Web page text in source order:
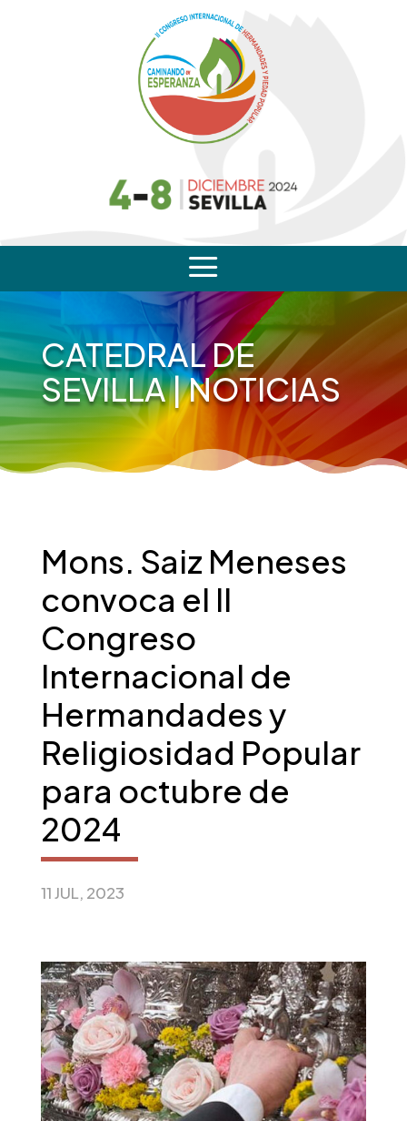
a
CATEDRAL DE
SEVILLA|NOTICIAS
Mons. Saiz Meneses
convoca el II
Congreso
Internacional de
Hermandades y
Religiosidad Popular
para octubre de
2024
11 JUL, 2023